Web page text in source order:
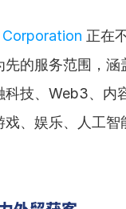
Corporation 正在
先的服务范围，涵
科技、Web3、内
戏、娱乐、人工智